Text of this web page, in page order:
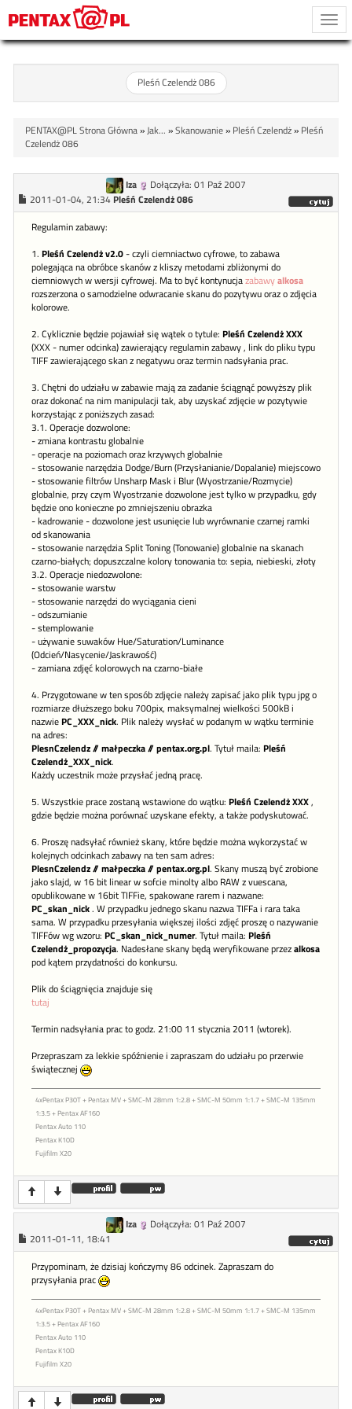
Pleśń Czelendż 086
PENTAX@PL Strona Główna»Jak... »Skanowanie» Pleśń Czelendż» Pleśń
Czelendż 086
Iza
Dołączyła: 01 Paź 2007
2011-01-04, 21:34 Pleśń Czelendż 086
Regulamin zabawy:
1. Pleśń Czelendż v2.0- czyli ciemniactwo cyfrowe, to zabawa
polegająca na obróbce skanów z kliszy metodami zbliżonymi do
ciemniowych w wersji cyfrowej. Ma to być kontynucjazabawyalkosa
rozszerzona o samodzielne odwracanie skanu do pozytywu oraz o zdjęcia
kolorowe.
2. Cyklicznie będzie pojawiał się wątek o tytule: Pleśń Czelendż XXX
(XXX - numer odcinka) zawierający regulamin zabawy , link do pliku typu
TIFF zawierającego skan z negatywu oraz termin nadsyłania prac.
3. Chętni do udziału w zabawie mają za zadanie ściągnąć powyższy plik
oraz dokonać na nim manipulacji tak, aby uzyskać zdjęcie w pozytywie
korzystając z poniższych zasad:
3.1. Operacje dozwolone:
- zmiana kontrastu globalnie
- operacje na poziomach oraz krzywych globalnie
- stosowanie narzędzia Dodge/Burn (Przysłanianie/Dopalanie) miejscowo
- stosowanie filtrów Unsharp Mask i Blur (Wyostrzanie/Rozmycie)
globalnie, przy czym Wyostrzanie dozwolone jest tylko w przypadku, gdy
będzie ono konieczne po zmniejszeniu obrazka
- kadrowanie - dozwolone jest usunięcie lub wyrównanie czarnej ramki
od skanowania
- stosowanie narzędzia Split Toning (Tonowanie) globalnie na skanach
czarno-białych; dopuszczalne kolory tonowania to: sepia, niebieski, złoty
3.2. Operacje niedozwolone:
- stosowanie warstw
- stosowanie narzędzi do wyciągania cieni
- odszumianie
- stemplowanie
- używanie suwaków Hue/Saturation/Luminance
(Odcień/Nasycenie/Jaskrawość)
- zamiana zdjęć kolorowych na czarno-białe
4. Przygotowane w ten sposób zdjęcie należy zapisać jako plik typu jpg o
rozmiarze dłuższego boku 700pix, maksymalnej wielkości 500kB i
nazwiePC_XXX_nick. Plik należy wysłać w podanym w wątku terminie
na adres:
PlesnCzelendz // małpeczka // pentax.org.pl. Tytuł maila: Pleśń
Czelendż_XXX_nick.
Każdy uczestnik może przysłać jedną pracę.
5. Wszystkie prace zostaną wstawione do wątku: Pleśń Czelendż XXX,
gdzie będzie można porównać uzyskane efekty, a także podyskutować.
6. Proszę nadsyłać również skany, które będzie można wykorzystać w
kolejnych odcinkach zabawy na ten sam adres:
PlesnCzelendz // małpeczka // pentax.org.pl. Skany muszą być zrobione
jako slajd, w 16 bit linear w sofcie minolty albo RAW z vuescana,
opublikowane w 16bit TIFFie, spakowane rarem i nazwane:
PC_skan_nick. W przypadku jednego skanu nazwa TIFFa i rara taka
sama. W przypadku przesyłania większej ilości zdjęć proszę o nazywanie
TIFFów wg wzoru: PC_skan_nick_numer. Tytuł maila: Pleśń
Czelendż_propozycja. Nadesłane skany będą weryfikowane przezalkosa
pod kątem przydatności do konkursu.
Plik do ściągnięcia znajduje się
tutaj
Termin nadsyłania prac to godz. 21:00 11 stycznia 2011 (wtorek).
Przepraszam za lekkie spóźnienie i zapraszam do udziału po przerwie
świątecznej
4xPentax P30T + Pentax MV + SMC-M 28mm 1:2.8 + SMC-M 50mm 1:1.7 + SMC-M 135mm
1:3.5 + Pentax AF160
Pentax Auto 110
Pentax K10D
Fujifilm X20
Iza
Dołączyła: 01 Paź 2007
2011-01-11, 18:41
Przypominam, że dzisiaj kończymy 86 odcinek. Zapraszam do
przysyłania prac
4xPentax P30T + Pentax MV + SMC-M 28mm 1:2.8 + SMC-M 50mm 1:1.7 + SMC-M 135mm
1:3.5 + Pentax AF160
Pentax Auto 110
Pentax K10D
Fujifilm X20